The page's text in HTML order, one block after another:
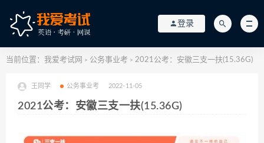
登录
当前位置： 我爱考试网 > 公务事业考 > 2021公考：安徽三支一扶(15.36G)
王同学 公务事业考 2022-11-05
2021公考：安徽三支一扶(15.36G)